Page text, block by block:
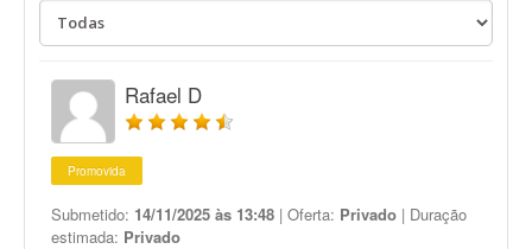
Rafael D
Promovida
Submetido: 14/11/2025 às 13:48 | Oferta: Privado | Duração
estimada: Privado